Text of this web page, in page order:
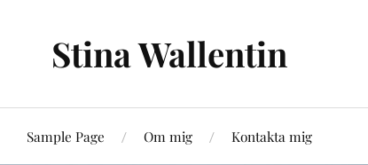
Stina Wallentin
Sample Page Om mig Kontakta mig